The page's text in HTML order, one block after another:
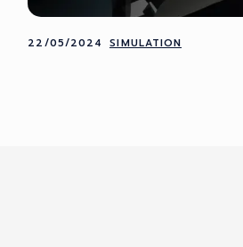
22/05/2024 SIMULATION